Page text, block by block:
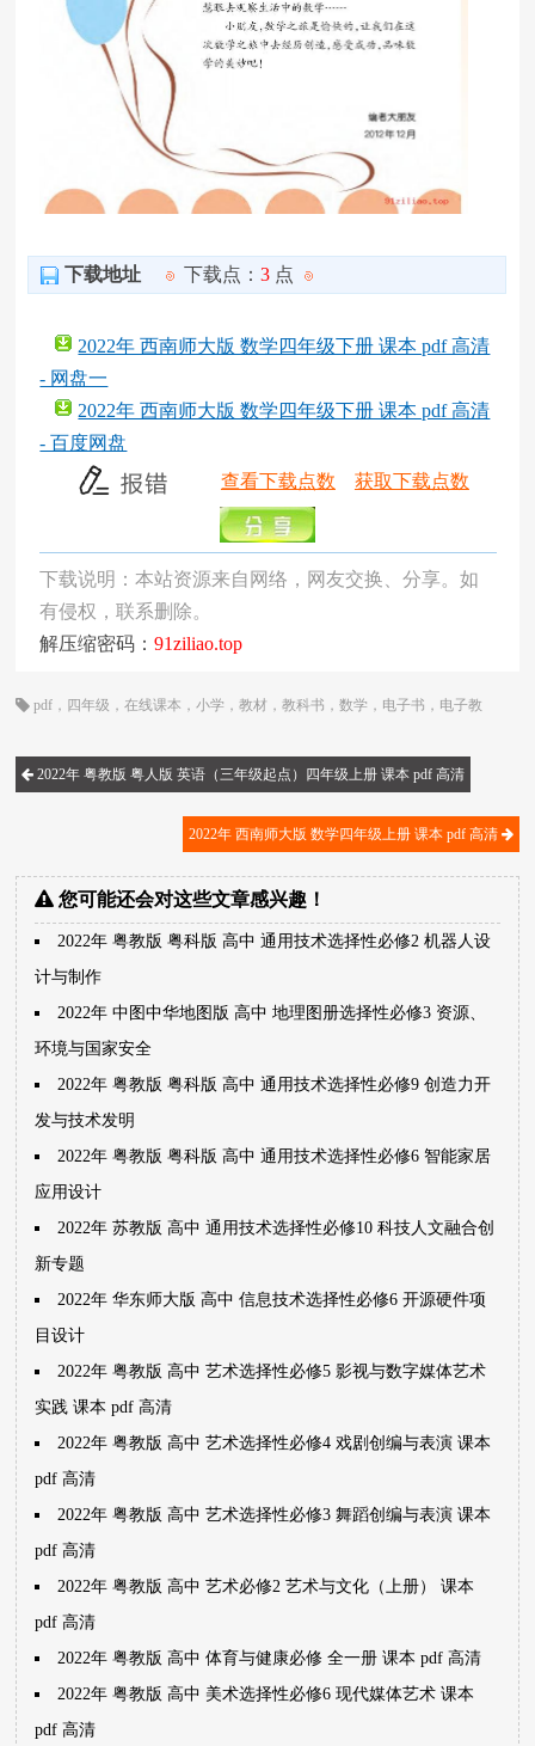
下载地址 下载点：3 点
2022年 西南师大版 数学四年级下册 课本 pdf 高清
- 网盘一
2022年 西南师大版 数学四年级下册 课本 pdf 高清
- 百度网盘
查看下载点数
获取下载点数
下载说明：本站资源来自网络，网友交换、分享。如
有侵权，联系删除。
解压缩密码：91ziliao.top
pdf ， 四年级 ，在线课本 ，小学 ，教材 ，教科书 ，数学 ， 电子书 ， 电子教
2022年 粤教版 粤人版 英语（三年级起点）四年级上册 课本 pdf 高清
2022年 西南师大版 数学四年级上册 课本 pdf 高清
您可能还会对这些文章感兴趣！
2022年 粤教版 粤科版 高中 通用技术选择性必修2 机器人设
计与制作
2022年 中图中华地图版 高中 地理图册选择性必修3 资源、
环境与国家安全
2022年 粤教版 粤科版 高中 通用技术选择性必修9 创造力开
发与技术发明
2022年 粤教版 粤科版 高中 通用技术选择性必修6 智能家居
应用设计
2022年 苏教版 高中 通用技术选择性必修10 科技人文融合创
新专题
2022年 华东师大版 高中 信息技术选择性必修6 开源硬件项
目设计
2022年 粤教版 高中 艺术选择性必修5 影视与数字媒体艺术
实践 课本 pdf 高清
2022年 粤教版 高中 艺术选择性必修4 戏剧创编与表演 课本
pdf 高清
2022年 粤教版 高中 艺术选择性必修3 舞蹈创编与表演 课本
pdf 高清
2022年 粤教版 高中 艺术必修2 艺术与文化（上册） 课本
pdf 高清
2022年 粤教版 高中 体育与健康必修 全一册 课本 pdf 高清
2022年 粤教版 高中 美术选择性必修6 现代媒体艺术 课本
pdf 高清